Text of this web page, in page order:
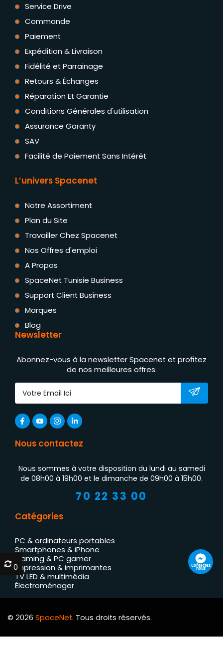
Service Drive
Commande
Paiement
Expédition & Livraison
Fidélité et Parrainage
Retours & Échanges
Réparation Et Garantie
Conditions Générales d'utilisation
Assurance Garanty
SAV
Facilité de Paiement Sans Intérêt
L’univers Spacenet
Notre Assortiment
Plan du Site
Travailler Chez Spacenet
Nos Offres d'emploi
A Propos
SpaceNet Tunisie Business
Support Client Business
Marques
Blog
Newsletter
Abonnez-vous à la newsletter Spacenet et profitez
de nos meilleures offres.
Nous contactez
Nous sommes à votre disposition du lundi au samedi
de 08h00 à 19h00 et le dimanche de 09h00 à 15h00.
70 22 33 00
Catégories
PC & ordinateurs portables
Smartphones & iPhone
Gaming & PC gamer
Impression & imprimantes
TV LED & multimédia
Électroménager
© 2026 SpaceNet. Tous droits réservés.
Contactez
nous
0
0